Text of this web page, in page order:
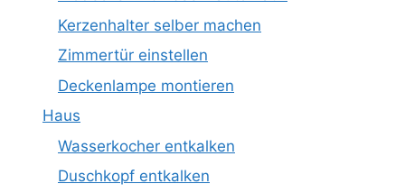
Kerzenhalter selber machen
Zimmertür einstellen
Deckenlampe montieren
Haus
Wasserkocher entkalken
Duschkopf entkalken